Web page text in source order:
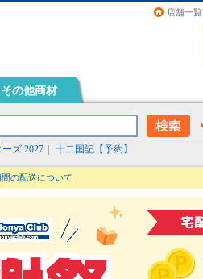
店舗一覧
その他商材
ズ 2027 十二国記【予約】
間の配送について